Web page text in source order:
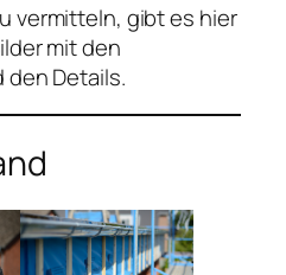
vermitteln, gibt es hier
mit den
Details.